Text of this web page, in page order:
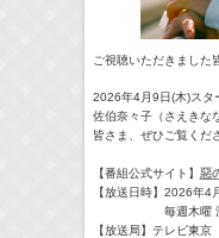
ご視聴いただきました
2026年4月9日(木)スタ
佐伯奈々子（さえきな
皆さま、ぜひご覧くだ
【番組公式サイト】 惡
【放送日時】2026年4
毎週木曜 深夜
【放送局】テレビ東京